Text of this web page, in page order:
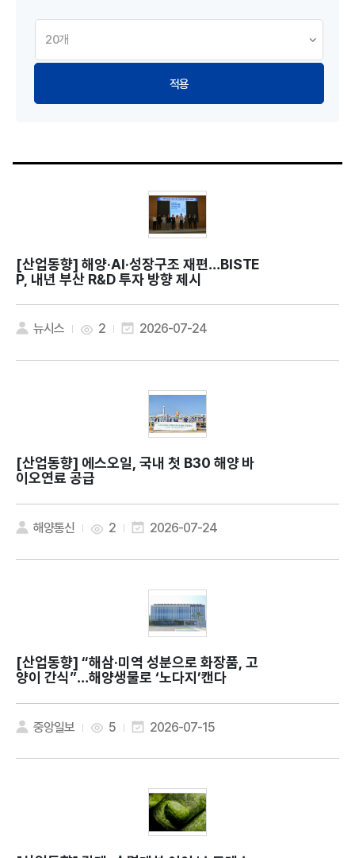
적용
[산업동향]
P, 내년 부산 R&D 투자 방향 제시
뉴시스 2 2026-07-24
[산업동향]
이오연료 공급
해양통신 2 2026-07-24
[산업동향]
양이 간식”…해양생물로 ‘노다지’캔다
중앙일보 5 2026-07-15